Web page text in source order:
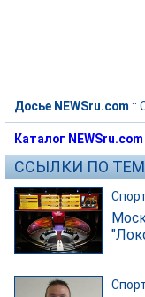
Досье NEWSru.com ::
Каталог NEWSru.com
ССЫЛКИ ПО
Спорт
Спорт